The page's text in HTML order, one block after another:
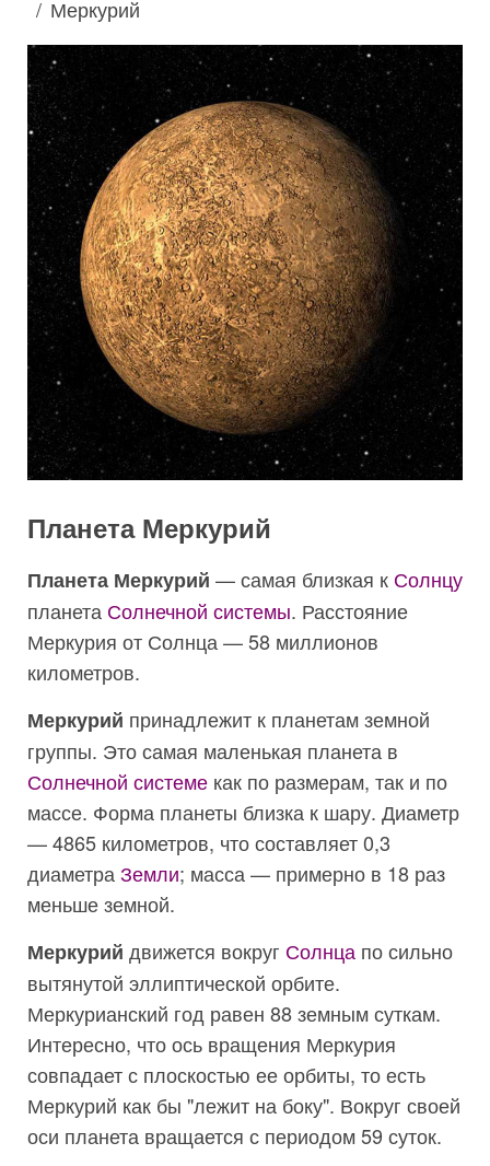
Меркурий
Планета Меркурий
Планета Меркурий — самая близкая к Солнцу
планета Солнечной системы. Расстояние
Меркурия от Солнца — 58 миллионов
километров.
Меркурий принадлежит к планетам земной
группы. Это самая маленькая планета в
Солнечной системе как по размерам, так и по
массе. Форма планеты близка к шару. Диаметр
— 4865 километров, что составляет 0,3
диаметра Земли; масса — примерно в 18 раз
меньше земной.
Меркурий движется вокруг Солнца по сильно
вытянутой эллиптической орбите.
Меркурианский год равен 88 земным суткам.
Интересно, что ось вращения Меркурия
совпадает с плоскостью ее орбиты, то есть
Меркурий как бы "лежит на боку". Вокруг своей
оси планета вращается с периодом 59 суток.